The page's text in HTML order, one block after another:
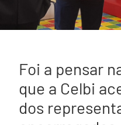
Foi a pensar
que a Celbi
dos